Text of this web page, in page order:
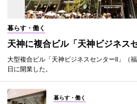
暮らす・働く
天神に複合ビル「天神ビジネス
大型複合ビル「天神ビジネスセンターII」（
日に開業した。
暮らす・働く